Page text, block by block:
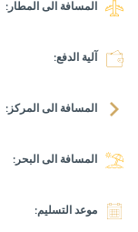
المسافة الى المطار:
آلية الدفع:
المسافة الى المركز:
المسافة الى البحر:
موعد التسليم: